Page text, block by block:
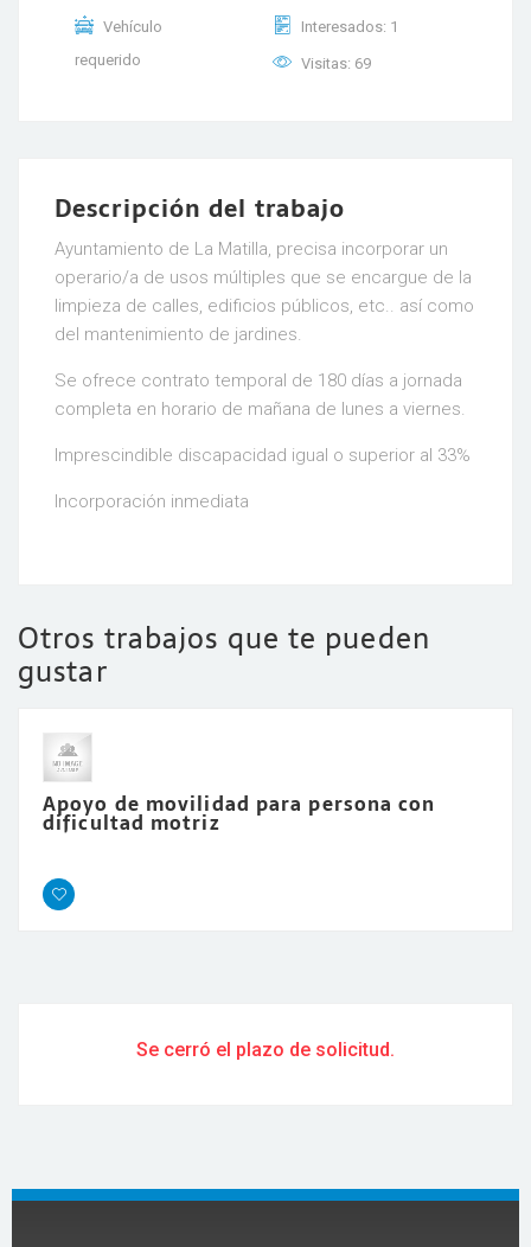
Vehículo
requerido
Interesados: 1
Visitas: 69
Descripción del trabajo
Ayuntamiento de La Matilla, precisa incorporar un
operario/a de usos múltiples que se encargue de la
limpieza de calles, edificios públicos, etc.. así como
del mantenimiento de jardines.
Se ofrece contrato temporal de 180 días a jornada
completa en horario de mañana de lunes a viernes.
Imprescindible discapacidad igual o superior al 33%
Incorporación inmediata
Otros trabajos que te pueden
gustar
Apoyo de movilidad para persona con
dificultad motriz
Se cerró el plazo de solicitud.